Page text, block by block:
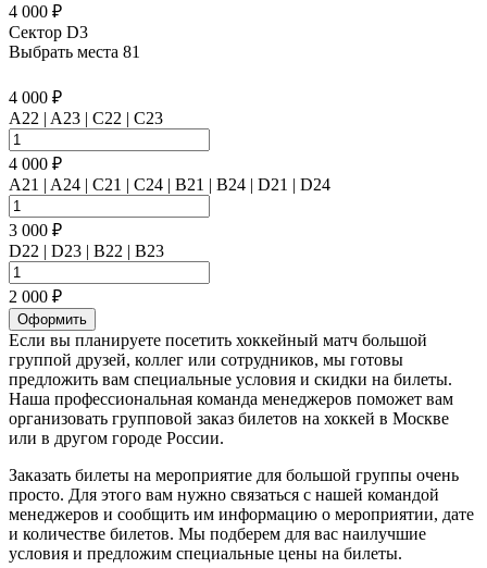
4 000 ₽
Сектор D3
Выбрать места 81
4 000 ₽
A22 | A23 | C22 | C23
4 000 ₽
A21 | A24 | C21 | C24 | B21 | B24 | D21 | D24
3 000 ₽
D22 | D23 | B22 | B23
2 000 ₽
Оформить
Если вы планируете посетить хоккейный матч большой
группой друзей, коллег или сотрудников, мы готовы
предложить вам специальные условия и скидки на билеты.
Наша профессиональная команда менеджеров поможет вам
организовать групповой заказ билетов на хоккей в Москве
или в другом городе России.
Заказать билеты на мероприятие для большой группы очень
просто. Для этого вам нужно связаться с нашей командой
менеджеров и сообщить им информацию о мероприятии, дате
и количестве билетов. Мы подберем для вас наилучшие
условия и предложим специальные цены на билеты.